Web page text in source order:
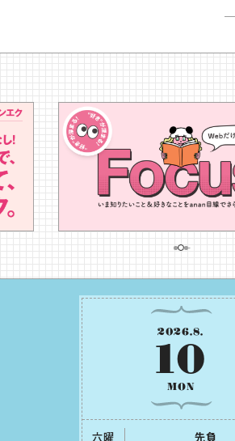
2026.8.
10
MON
六曜 先負